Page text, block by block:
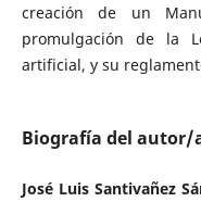
creación de un
promulgación de la
artificial, y su
Biografía del autor/
José Luis Santivañez